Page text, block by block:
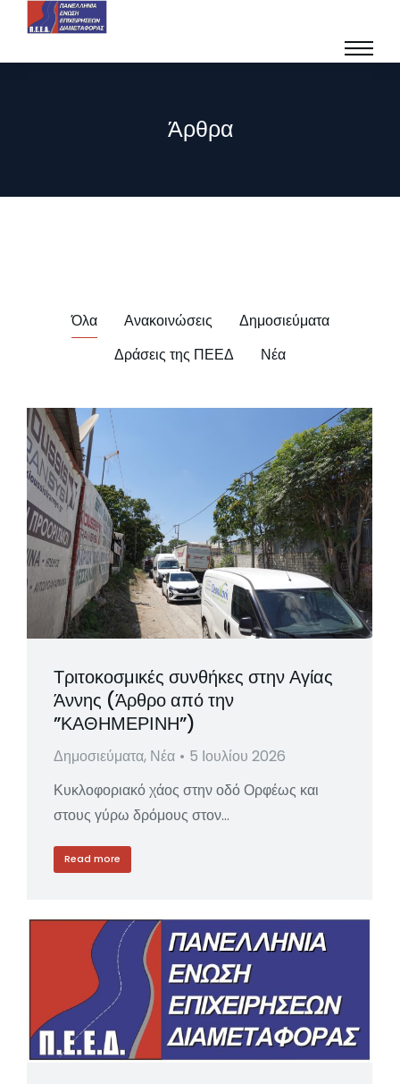
Άρθρα
Όλα Ανακοινώσεις
Δημοσιεύματα
Δράσεις της ΠΕΕΔ
Νέα
Τριτοκοσμικές συνθήκες στην Αγίας
Άννης (Άρθρο από την
”ΚΑΘΗΜΕΡΙΝΗ”)
Δημοσιεύματα, Νέα
5 Ιουλίου 2026
Κυκλοφοριακό χάος στην οδό Ορφέως και
στους γύρω δρόμους στον…
Read more